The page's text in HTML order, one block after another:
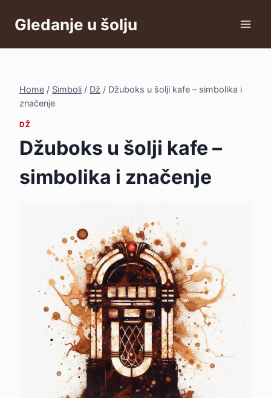
Gledanje u šolju
Home / Simboli / Dž / Džuboks u šolji kafe – simbolika i
značenje
DŽ
Džuboks u šolji kafe –
simbolika i značenje